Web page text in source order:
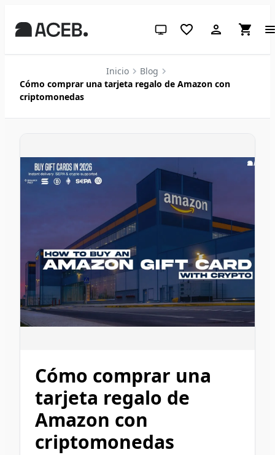
Tema del sistema (haz clic
Inicio
Blog
Cómo comprar una tarjeta regalo de Amazon con
criptomonedas
Cómo comprar una
tarjeta regalo de
Amazon con
criptomonedas